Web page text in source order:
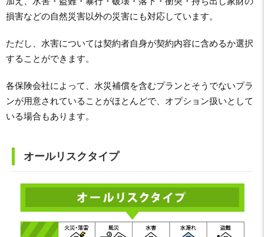
損害などの自然災害以外の災害にも対応しています。
ただし、水害については契約者自身が契約内容に含めるか選択
することができます。
各保険会社によって、水災補償を含むプランとそうでないプラ
ンが用意されていることがほとんどで、オプション扱いとして
いる場合もあります。
オールリスクタイプ